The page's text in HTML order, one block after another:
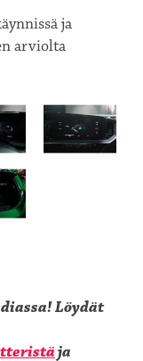
ja
arviolta
Löydät
ja